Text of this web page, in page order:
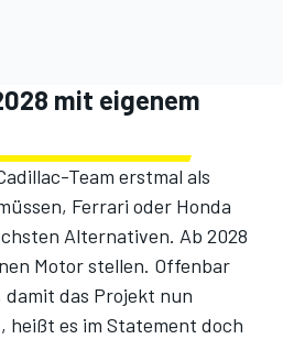
mit eigenem
Team erstmal als
Ferrari oder Honda
Alternativen. Ab 2028
Motor stellen. Offenbar
das Projekt nun
es im Statement doch